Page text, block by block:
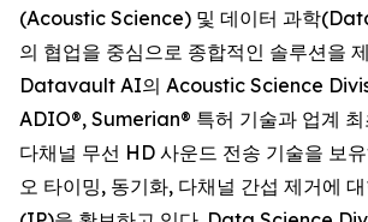
(Acoustic Science) 및 데이터 과학
의 협업을 중심으로 종합적인 솔루션을
Datavault AI의 Acoustic Science
ADIO®, Sumerian® 특허 기술과 업계 최
다채널 무선 HD 사운드 전송 기술을 보
오 타이밍, 동기화, 다채널 간섭 제거에